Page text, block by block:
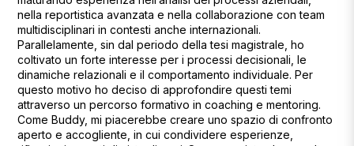
nella reportistica avanzata e nella collaborazione con team
multidisciplinari in contesti anche internazionali.
Parallelamente, sin dal periodo della tesi magistrale, ho
coltivato un forte interesse per i processi decisionali, le
dinamiche relazionali e il comportamento individuale. Per
questo motivo ho deciso di approfondire questi temi
attraverso un percorso formativo in coaching e mentoring.
Come Buddy, mi piacerebbe creare uno spazio di confronto
aperto e accogliente, in cui condividere esperienze,